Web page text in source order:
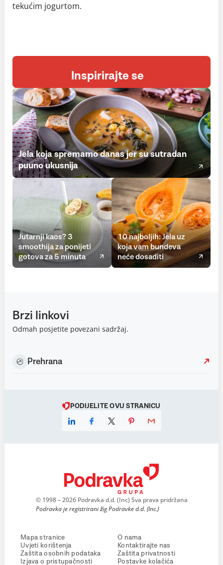
tekućim jogurtom.
Inspirirajte se
Jela koja spremamo danas jer su sutradan
puuno ukusnija
Jutarnji kaos? 3
smoothija za ponijeti
gotova za 5 minuta
10 najboljih: Jela uz
koja vam bundeva
neće dosaditi
Brzi linkovi
Odmah posjetite povezani sadržaj.
Prehrana
PODIJELITE OVU STRANICU
© 1998 – 2026 Podravka d.d. (Inc) Sva prava pridržana
Podravka je registrirani žig Podravke d.d. (Inc.)
Mapa stranice
Uvjeti korištenja
Zaštita osobnih podataka
Izjava o pristupačnosti
O nama
Kontaktirajte nas
Zaštita privatnosti
Postavke kolačića